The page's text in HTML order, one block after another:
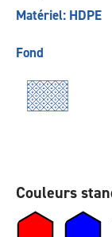
Matériel: HDPE
Fond
Couleurs